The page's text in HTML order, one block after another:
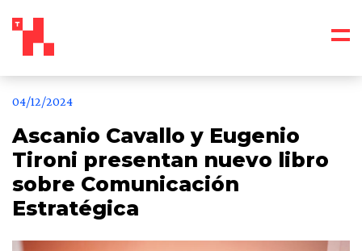
04/12/2024
Ascanio Cavallo y Eugenio
Tironi presentan nuevo libro
sobre Comunicación
Estratégica